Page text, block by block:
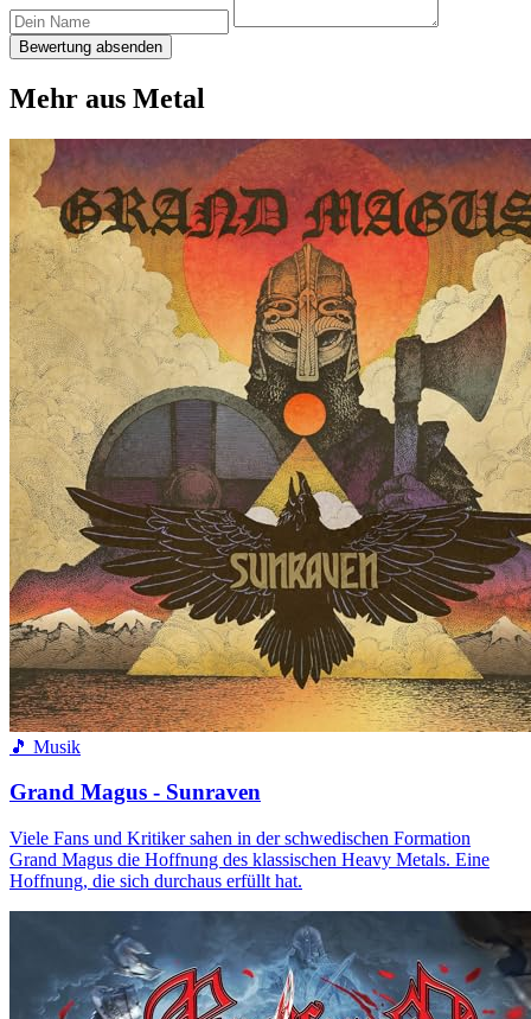
Bewertung absenden
Mehr aus Metal
🎵 Musik
Grand Magus - Sunraven
Viele Fans und Kritiker sahen in der schwedischen Formation
Grand Magus die Hoffnung des klassischen Heavy Metals. Eine
Hoffnung, die sich durchaus erfüllt hat.